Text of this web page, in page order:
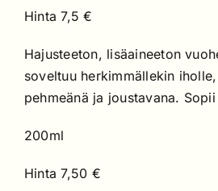
Hinta 7,5 €
Hajusteeton, lisäaineeton
soveltuu herkimmällekin
pehmeänä ja joustavana.
200ml
Hinta 7,50 €